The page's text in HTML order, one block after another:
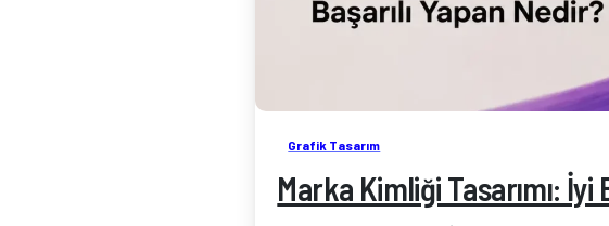
Grafik Tasarım
Marka Kimliği Tasarımı: İyi